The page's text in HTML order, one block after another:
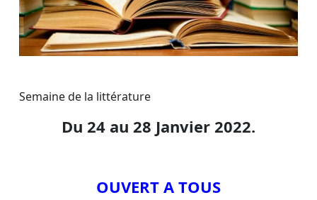
Semaine de la littérature
Du 24 au 28 Janvier 2022.
OUVERT A TOUS